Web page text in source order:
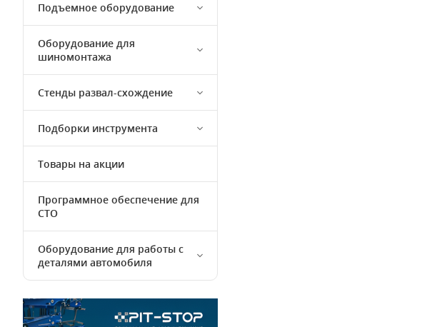
Подъемное оборудование
Оборудование для
шиномонтажа
Стенды развал-схождение
Подборки инструмента
Товары на акции
Программное обеспечение для
СТО
Оборудование для работы с
деталями автомобиля